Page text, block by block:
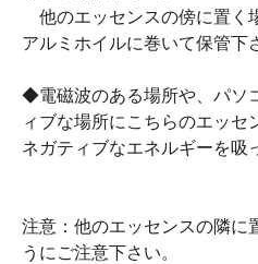
他のエッセンスの傍に置く
アルミホイルに巻いて保管下
◆電磁波のある場所や、パソ
ィブな場所にこちらのエッセ
ネガティブなエネルギーを吸
注意：他のエッセンスの隣に
うにご注意下さい。